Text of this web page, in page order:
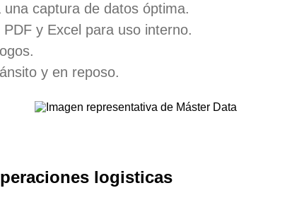
captura de datos óptima.
y Excel para uso interno.
y en reposo.
logisticas